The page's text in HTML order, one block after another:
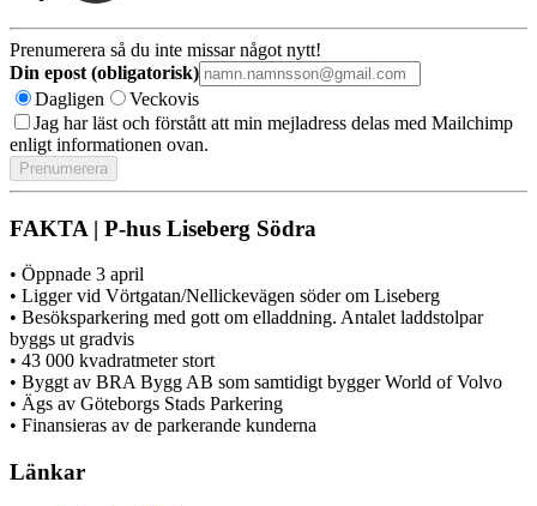
Prenumerera så du inte missar något nytt!
Din epost (obligatorisk)
Dagligen
Veckovis
Jag har läst och förstått att min mejladress delas med Mailchimp
enligt informationen ovan.
FAKTA | P-hus Liseberg Södra
• Öppnade 3 april
• Ligger vid Vörtgatan/Nellickevägen söder om Liseberg
• Besöksparkering med gott om elladdning. Antalet laddstolpar
byggs ut gradvis
• 43 000 kvadratmeter stort
• Byggt av BRA Bygg AB som samtidigt bygger World of Volvo
• Ägs av Göteborgs Stads Parkering
• Finansieras av de parkerande kunderna
Länkar